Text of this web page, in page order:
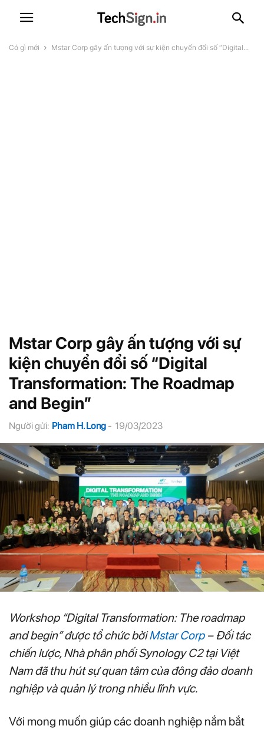
Có gì mới Mstar Corp gây ấn tượng với sự kiện chuyển đổi số “Digital...
Mstar Corp gây ấn tượng với sự
kiện chuyển đổi số “Digital
Transformation: The Roadmap
and Begin”
Người gửi: Pham H. Long - 19/03/2023
Workshop “Digital Transformation: The roadmap
and begin” được tổ chức bởiMstar Corp– Đối tác
chiến lược, Nhà phân phối Synology C2 tại Việt
Nam đã thu hút sự quan tâm của đông đảo doanh
nghiệp và quản lý trong nhiều lĩnh vực.
Với mong muốn giúp các doanh nghiệp nắm bắt